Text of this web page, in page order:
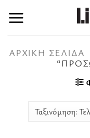
στο
ΑΡΧΙΚΉ ΣΕΛΊΔΑ